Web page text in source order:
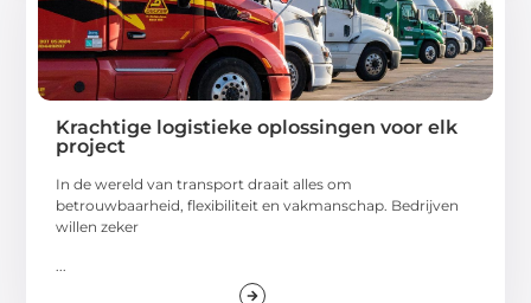
Krachtige logistieke oplossingen voor elk
project
In de wereld van transport draait alles om
betrouwbaarheid, flexibiliteit en vakmanschap. Bedrijven
willen zeker